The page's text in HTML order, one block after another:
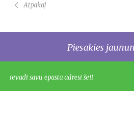
Atpakaļ
Piesakies